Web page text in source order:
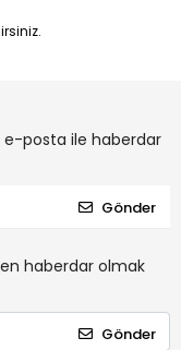
e-posta ile haberdar
Gönder
haberdar olmak
Gönder